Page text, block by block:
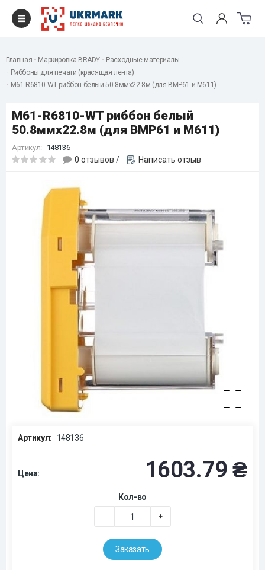
Главная Маркировка BRADY
Расходные материалы
Риббоны для печати (красящая лента)
M61-R6810-WT риббон белый 50.8ммх22.8м (для BMP61 и M611)
M61-R6810-WT риббон белый
50.8ммх22.8м (для BMP61 и M611)
Артикул: 148136
0 отзывов / Написать отзыв
Артикул: 148136
Цена: 1603.79 ₴
Кол-во
- +
Заказать